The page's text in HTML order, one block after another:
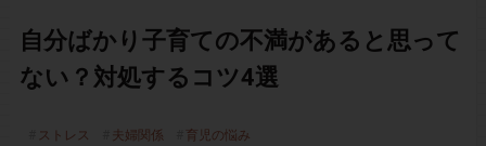
自分ばかり子育ての不満があると思って
ない？対処するコツ4選
ストレス 夫婦関係 育児の悩み